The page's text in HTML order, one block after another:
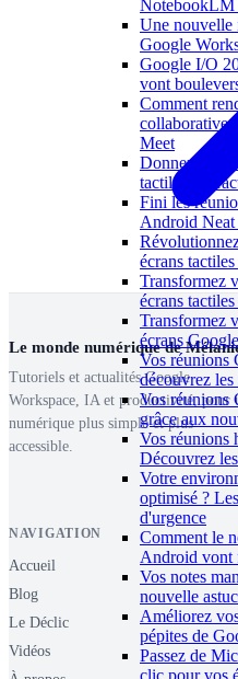
NotebookLM
Une nouvelle
Google
Google I/O
vont
Comment
Meet
Donnez vie à
tactiles
Fini les
Android Neat
écrans
Transformez
écrans
Transformez
écrans
Vos réunions
découvrez
Vos réunions
grâce aux
Vos réunions
Découvrez
Votre
optimisé ?
d'urgence
Comment le
Android vont
Vos notes
nouvelle
Améliorez
pépites de
Passez de
clic pour vos
Le monde numérique de
Tutoriels et actualités Google
Workspace, IA et productivité, pour
numérique plus simple et plus
accessible.
NAVIGATION
Accueil
Blog
Le Déclic
Vidéos